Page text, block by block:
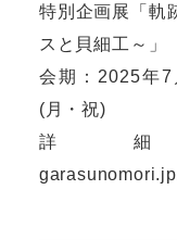
特別企画展「軌
スと貝細工～」
会期：2025年
(月・祝)
詳